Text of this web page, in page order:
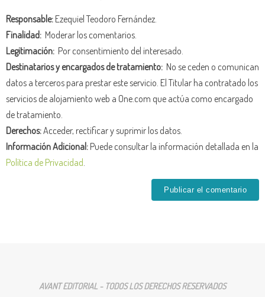
Responsable:Ezequiel Teodoro Fernández.
Finalidad: Moderar los comentarios.
Legitimación: Por consentimiento del interesado.
Destinatarios y encargados de tratamiento: No se ceden o comunican
datos a terceros para prestar este servicio. El Titular ha contratado los
servicios de alojamiento web a One.com que actúa como encargado
de tratamiento.
Derechos:Acceder, rectificar y suprimir los datos.
Información Adicional:Puede consultar la información detallada en la
Política de Privacidad
AVANT EDITORIAL - TODOS LOS DERECHOS RESERVADOS